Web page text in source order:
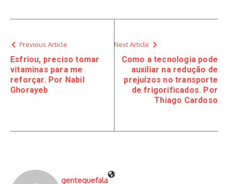
Previous Article
Esfriou, preciso tomar
vitaminas para me
reforçar. Por Nabil
Ghorayeb
Next Article
Como a tecnologia pode
auxiliar na redução de
prejuízos no transporte
de frigorificados. Por
Thiago Cardoso
gentequefala